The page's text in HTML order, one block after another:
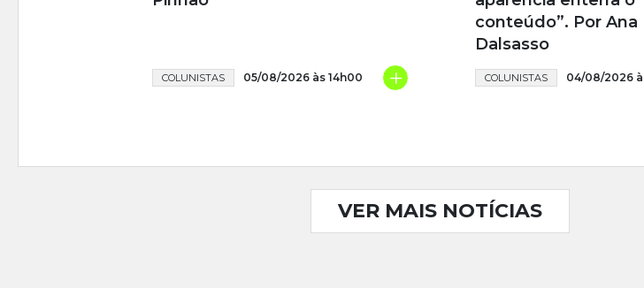
COLUNISTAS 05/08/2026 às 14h00 +
conteúdo”. Por Ana
Dalsasso
COLUNISTAS 04/08/2026
VER MAIS NOTÍCIAS